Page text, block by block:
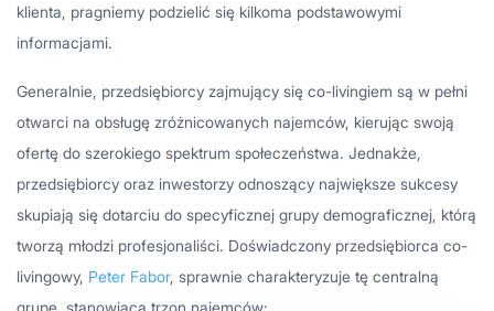
klienta, pragniemy podzielić się kilkoma podstawowymi
informacjami.
Generalnie, przedsiębiorcy zajmujący się co-livingiem są w pełni
otwarci na obsługę zróżnicowanych najemców, kierując swoją
ofertę do szerokiego spektrum społeczeństwa. Jednakże,
przedsiębiorcy oraz inwestorzy odnoszący największe sukcesy
skupiają się dotarciu do specyficznej grupy demograficznej, którą
tworzą młodzi profesjonaliści. Doświadczony przedsiębiorca co-
livingowy, Peter Fabor, sprawnie charakteryzuje tę centralną
grupę, stanowiącą trzon najemców: